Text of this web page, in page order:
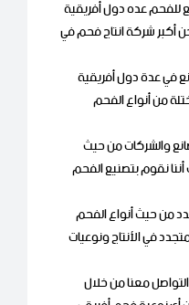
للفحم عده دول أفريقية
شركة انتاج فحم في
في عدة دول أفريقية
من أنواع الفحم
والشركات من حيث
نقوم بتصنيع الفحم
من حيث أنواع الفحم
في الأنتاج ونوعيات
معنا من خلال